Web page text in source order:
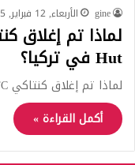
gine الأربعاء, 12 فبراير, 2025
Hut في تركيا؟
لماذا تم إغلاق كنتاكي KFC وبيتزا هت Pizza Hut في تركيا؟
أكمل القراءة »